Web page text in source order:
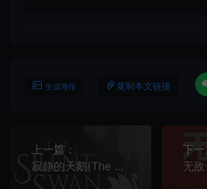
生成海报 复制本文链接
上一篇：
寂静的天鹅(The Silent Swan)简中|PC|第一人称开放世界叙事体验游戏
下一